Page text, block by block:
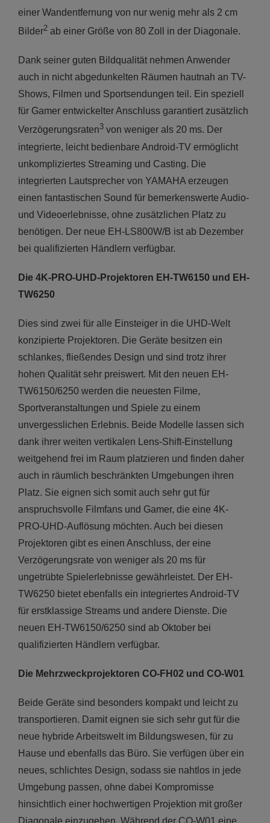
einer Wandentfernung von nur wenig mehr als 2 cm
Bilder2ab einer Größe von 80 Zoll in der Diagonale.
Dank seiner guten Bildqualität nehmen Anwender
auch in nicht abgedunkelten Räumen hautnah an TV-
Shows, Filmen und Sportsendungen teil. Ein speziell
für Gamer entwickelter Anschluss garantiert zusätzlich
Verzögerungsraten3von weniger als 20 ms. Der
integrierte, leicht bedienbare Android-TV ermöglicht
unkompliziertes Streaming und Casting. Die
integrierten Lautsprecher von YAMAHA erzeugen
einen fantastischen Sound für bemerkenswerte Audio-
und Videoerlebnisse, ohne zusätzlichen Platz zu
benötigen. Der neue EH-LS800W/B ist ab Dezember
bei qualifizierten Händlern verfügbar.
Die 4K-PRO-UHD-Projektoren EH-TW6150 und EH-
TW6250
Dies sind zwei für alle Einsteiger in die UHD-Welt
konzipierte Projektoren. Die Geräte besitzen ein
schlankes, fließendes Design und sind trotz ihrer
hohen Qualität sehr preiswert. Mit den neuen EH-
TW6150/6250 werden die neuesten Filme,
Sportveranstaltungen und Spiele zu einem
unvergesslichen Erlebnis. Beide Modelle lassen sich
dank ihrer weiten vertikalen Lens-Shift-Einstellung
weitgehend frei im Raum platzieren und finden daher
auch in räumlich beschränkten Umgebungen ihren
Platz. Sie eignen sich somit auch sehr gut für
anspruchsvolle Filmfans und Gamer, die eine 4K-
PRO-UHD-Auflösung möchten. Auch bei diesen
Projektoren gibt es einen Anschluss, der eine
Verzögerungsrate von weniger als 20 ms für
ungetrübte Spielerlebnisse gewährleistet. Der EH-
TW6250 bietet ebenfalls ein integriertes Android-TV
für erstklassige Streams und andere Dienste. Die
neuen EH-TW6150/6250 sind ab Oktober bei
qualifizierten Händlern verfügbar.
Die Mehrzweckprojektoren CO-FH02 und CO-W01
Beide Geräte sind besonders kompakt und leicht zu
transportieren. Damit eignen sie sich sehr gut für die
neue hybride Arbeitswelt im Bildungswesen, für zu
Hause und ebenfalls das Büro. Sie verfügen über ein
neues, schlichtes Design, sodass sie nahtlos in jede
Umgebung passen, ohne dabei Kompromisse
hinsichtlich einer hochwertigen Projektion mit großer
Diagonale einzugehen. Während der CO-W01 eine